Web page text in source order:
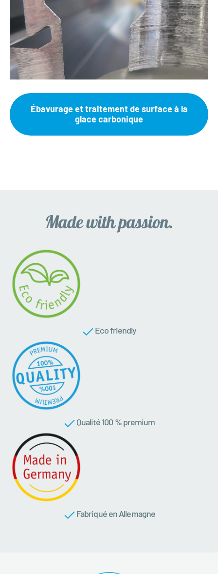
Ébavurage et traitement de surface à la
glace carbonique
Eco friendly
Qualité 100 % premium
Fabriqué en Allemagne